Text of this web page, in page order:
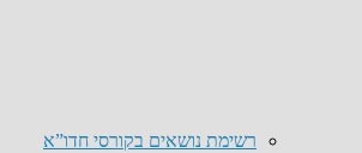
רשימת נושאים בקורסי חדו”א